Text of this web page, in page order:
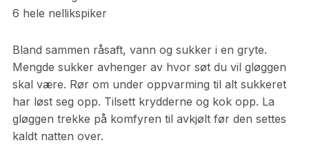
6 hele nellikspiker
Bland sammen råsaft, vann og sukker i en gryte.
Mengde sukker avhenger av hvor søt du vil gløggen
skal være. Rør om under oppvarming til alt sukkeret
har løst seg opp. Tilsett krydderne og kok opp. La
gløggen trekke på komfyren til avkjølt før den settes
kaldt natten over.